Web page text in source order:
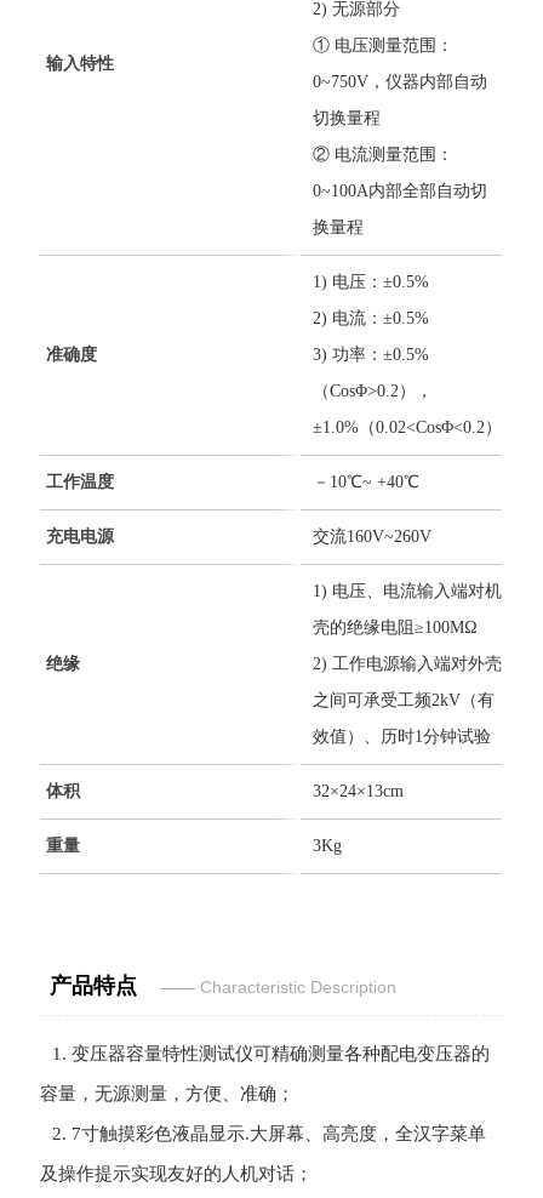
输入特性
2) 无源部分
① 电压测量范围：
0~750V，仪器内部自动
切换量程
② 电流测量范围：
0~100A内部全部自动切
换量程
准确度
1) 电压：±0.5%
2) 电流：±0.5%
3) 功率：±0.5%
（CosΦ>0.2），
±1.0%（0.02<CosΦ<0.2）
工作温度 －10℃~ +40℃
充电电源 交流160V~260V
绝缘
1) 电压、电流输入端对机
壳的绝缘电阻≥100MΩ
2) 工作电源输入端对外壳
之间可承受工频2kV（有
效值）、历时1分钟试验
体积 32×24×13cm
重量 3Kg
产品特点 —— Characteristic Description
1.变压器容量特性测试仪可精确测量各种配电变压器的
容量，无源测量，方便、准确；
2. 7寸触摸彩色液晶显示.大屏幕、高亮度，全汉字菜单
及操作提示实现友好的人机对话；